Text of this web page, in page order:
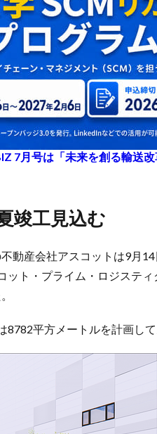
7月号は「未来を創る輸送
竣工見込む
動産会社アスコットは9月
ット・プライム・ロジステ
8782平方メートルを計画し